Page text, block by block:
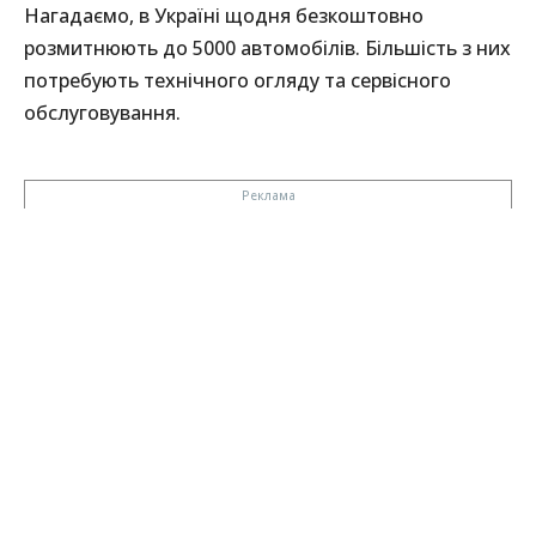
Нагадаємо, в Україні щодня безкоштовно
розмитнюють до 5000 автомобілів. Більшість з них
потребують технічного огляду та сервісного
обслуговування.